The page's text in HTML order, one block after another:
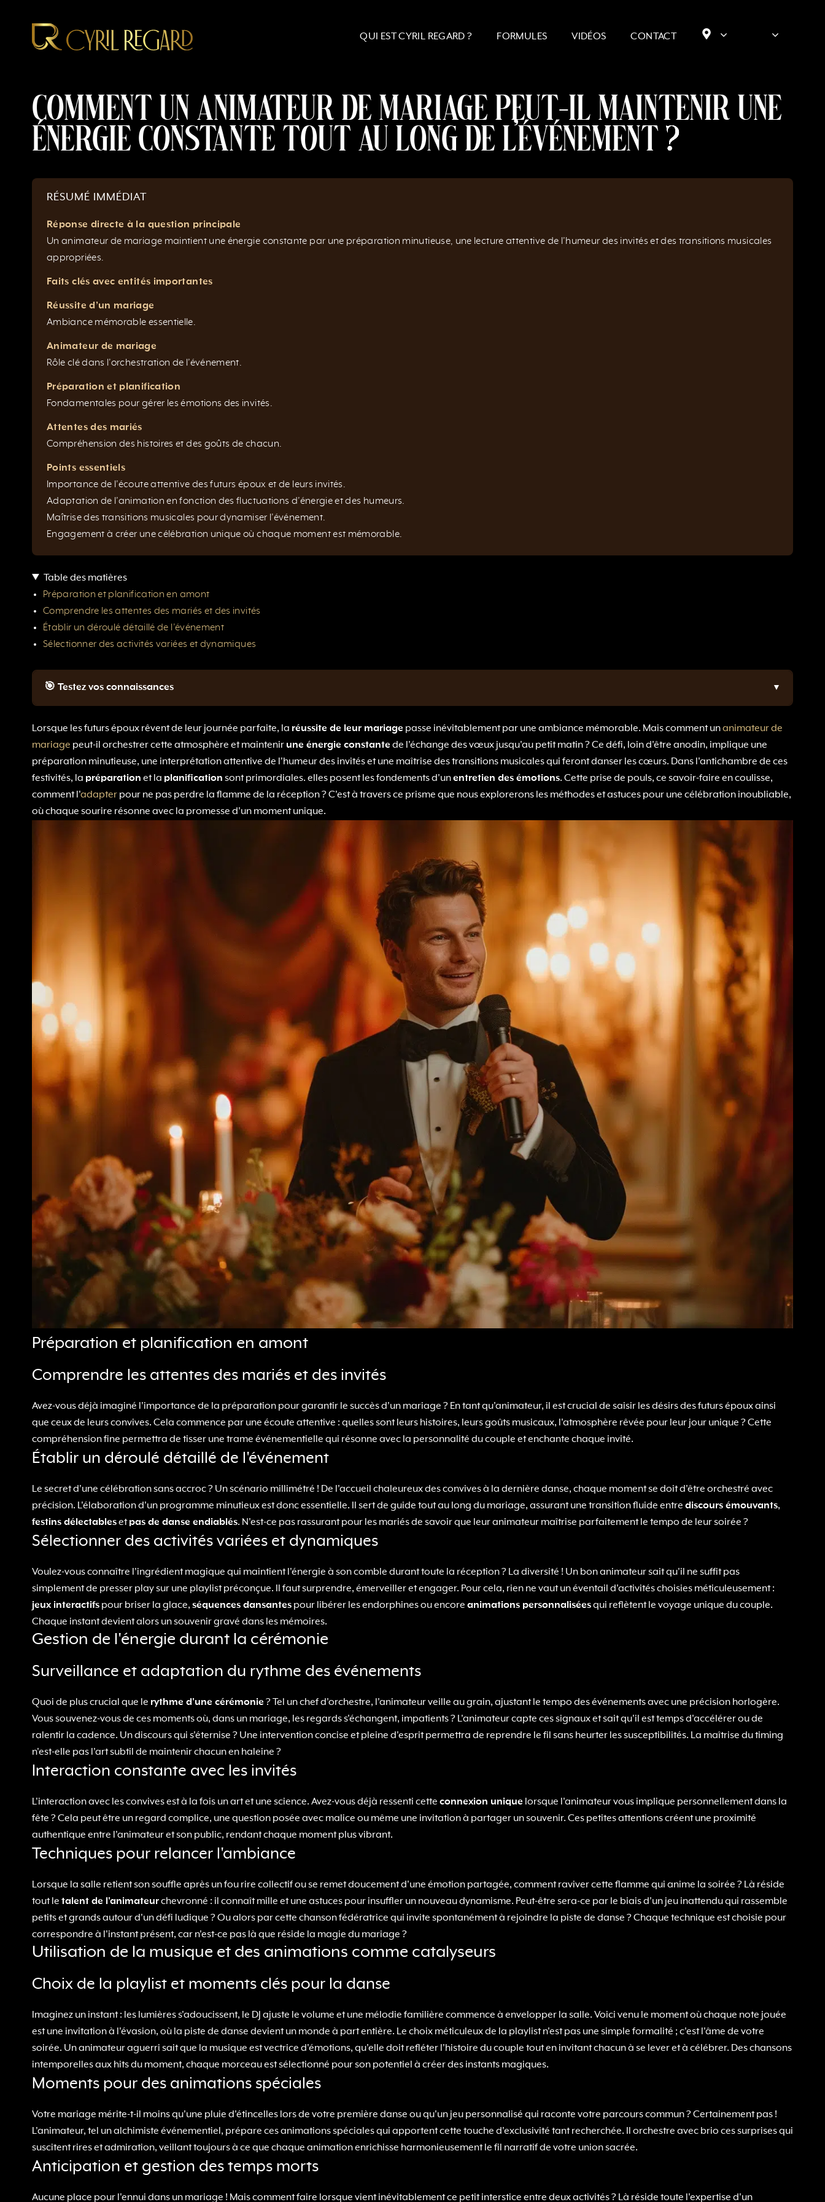
contenu
QUI EST CYRIL REGARD ? FORMULES VIDÉOS CONTACT
Comment un animateur de mariage peut-il maintenir une
énergie constante tout au long de l’événement ?
RÉSUMÉ IMMÉDIAT
Réponse directe à la question principale
Un animateur de mariage maintient une énergie constante par une préparation minutieuse, une lecture attentive de l’humeur des invités et des transitions musicales
appropriées.
Faits clés avec entités importantes
Réussite d’un mariage
Ambiance mémorable essentielle.
Animateur de mariage
Rôle clé dans l’orchestration de l’événement.
Préparation et planification
Fondamentales pour gérer les émotions des invités.
Attentes des mariés
Compréhension des histoires et des goûts de chacun.
Points essentiels
Importance de l’écoute attentive des futurs époux et de leurs invités.
Adaptation de l’animation en fonction des fluctuations d’énergie et des humeurs.
Maîtrise des transitions musicales pour dynamiser l’événement.
Engagement à créer une célébration unique où chaque moment est mémorable.
Table des matières
Préparation et planification en amont
Comprendre les attentes des mariés et des invités
Établir un déroulé détaillé de l’événement
Sélectionner des activités variées et dynamiques
🎯 Testez vos connaissances
Lorsque les futurs époux rêvent de leur journée parfaite, la réussite de leur mariage passe inévitablement par une ambiance mémorable. Mais comment unanimateur de
mariage peut-il orchestrer cette atmosphère et maintenir une énergie constante de l'échange des vœux jusqu'au petit matin ? Ce défi, loin d'être anodin, implique une
préparation minutieuse, une interprétation attentive de l'humeur des invités et une maîtrise des transitions musicales qui feront danser les cœurs. Dans l'antichambre de ces
festivités, la préparation et la planification sont primordiales. elles posent les fondements d'unentretien des émotions. Cette prise de pouls, ce savoir-faire en coulisse,
comment l'adapter pour ne pas perdre la flamme de la réception ? C'est à travers ce prisme que nous explorerons les méthodes et astuces pour une célébration inoubliable,
où chaque sourire résonne avec la promesse d'un moment unique.
Préparation et planification en amont
Comprendre les attentes des mariés et des invités
Avez-vous déjà imaginé l'importance de la préparation pour garantir le succès d'un mariage ? En tant qu'animateur, il est crucial de saisir les désirs des futurs époux ainsi
que ceux de leurs convives. Cela commence par une écoute attentive : quelles sont leurs histoires, leurs goûts musicaux, l'atmosphère rêvée pour leur jour unique ? Cette
compréhension fine permettra de tisser une trame événementielle qui résonne avec la personnalité du couple et enchante chaque invité.
Établir un déroulé détaillé de l'événement
Le secret d'une célébration sans accroc ? Un scénario millimétré ! De l'accueil chaleureux des convives à la dernière danse, chaque moment se doit d'être orchestré avec
précision. L'élaboration d'un programme minutieux est donc essentielle. Il sert de guide tout au long du mariage, assurant une transition fluide entre discours émouvants,
festins délectablesetpas de danse endiablés. N'est-ce pas rassurant pour les mariés de savoir que leur animateur maîtrise parfaitement le tempo de leur soirée ?
Sélectionner des activités variées et dynamiques
Voulez-vous connaître l'ingrédient magique qui maintient l'énergie à son comble durant toute la réception ? La diversité ! Un bon animateur sait qu'il ne suffit pas
simplement de presser play sur une playlist préconçue. Il faut surprendre, émerveiller et engager. Pour cela, rien ne vaut un éventail d'activités choisies méticuleusement :
jeux interactifs pour briser la glace, séquences dansantes pour libérer les endorphines ou encore animations personnaliséesqui reflètent le voyage unique du couple.
Chaque instant devient alors un souvenir gravé dans les mémoires.
Gestion de l'énergie durant la cérémonie
Surveillance et adaptation du rythme des événements
Quoi de plus crucial que le rythme d'une cérémonie ? Tel un chef d'orchestre, l'animateur veille au grain, ajustant le tempo des événements avec une précision horlogère.
Vous souvenez-vous de ces moments où, dans un mariage, les regards s'échangent, impatients ? L'animateur capte ces signaux et sait qu'il est temps d'accélérer ou de
ralentir la cadence. Un discours qui s'éternise ? Une intervention concise et pleine d'esprit permettra de reprendre le fil sans heurter les susceptibilités. La maîtrise du timing
n'est-elle pas l'art subtil de maintenir chacun en haleine ?
Interaction constante avec les invités
L'interaction avec les convives est à la fois un art et une science. Avez-vous déjà ressenti cette connexion unique lorsque l'animateur vous implique personnellement dans la
fête ? Cela peut être un regard complice, une question posée avec malice ou même une invitation à partager un souvenir. Ces petites attentions créent une proximité
authentique entre l'animateur et son public, rendant chaque moment plus vibrant.
Techniques pour relancer l'ambiance
Lorsque la salle retient son souffle après un fou rire collectif ou se remet doucement d'une émotion partagée, comment raviver cette flamme qui anime la soirée ? Là réside
tout le talent de l'animateurchevronné : il connaît mille et une astuces pour insuffler un nouveau dynamisme. Peut-être sera-ce par le biais d'un jeu inattendu qui rassemble
petits et grands autour d'un défi ludique ? Ou alors par cette chanson fédératrice qui invite spontanément à rejoindre la piste de danse ? Chaque technique est choisie pour
correspondre à l'instant présent, car n'est-ce pas là que réside la magie du mariage ?
Utilisation de la musique et des animations comme catalyseurs
Choix de la playlist et moments clés pour la danse
Imaginez un instant : les lumières s'adoucissent, le DJ ajuste le volume et une mélodie familière commence à envelopper la salle. Voici venu le moment où chaque note jouée
est une invitation à l'évasion, où la piste de danse devient un monde à part entière. Le choix méticuleux de la playlist n'est pas une simple formalité ; c'est l'âme de votre
soirée. Un animateur aguerri sait que la musique est vectrice d'émotions, qu'elle doit refléter l'histoire du couple tout en invitant chacun à se lever et à célébrer. Des chansons
intemporelles aux hits du moment, chaque morceau est sélectionné pour son potentiel à créer des instants magiques.
Moments pour des animations spéciales
Votre mariage mérite-t-il moins qu'une pluie d'étincelles lors de votre première danse ou qu'un jeu personnalisé qui raconte votre parcours commun ? Certainement pas !
L'animateur, tel un alchimiste événementiel, prépare ces animations spéciales qui apportent cette touche d'exclusivité tant recherchée. Il orchestre avec brio ces surprises qui
suscitent rires et admiration, veillant toujours à ce que chaque animation enrichisse harmonieusement le fil narratif de votre union sacrée.
Anticipation et gestion des temps morts
Aucune place pour l'ennui dans un mariage ! Mais comment faire lorsque vient inévitablement ce petit interstice entre deux activités ? Là réside toute l'expertise d'un